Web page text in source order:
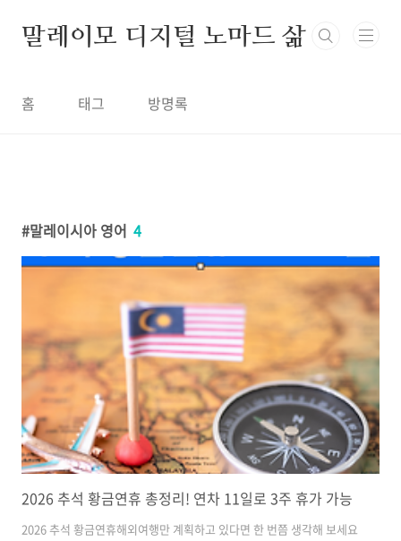
말레이모 디지털 노마드 삶
홈 태그 방명록
말레이시아 영어 4
2026 추석 황금연휴 총정리! 연차 11일로 3주 휴가 가능
2026 추석 황금연휴해외여행만 계획하고 있다면 한 번쯤 생각해 보세요